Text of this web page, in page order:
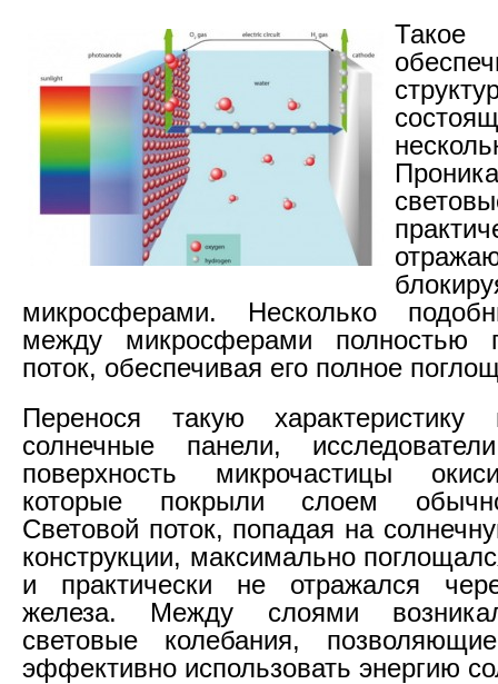
микросферами. Несколько
между микросферами полностью
поток, обеспечивая его полное
Перенося такую
солнечные панели,
поверхность микрочастицы
которые покрыли слоем
Световой поток, попадая на
конструкции, максимально
и практически не отражался
железа. Между слоями
световые колебания,
эффективно использовать энергию